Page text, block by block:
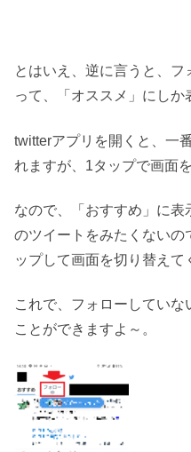
とはいえ、逆に言うと、フ
って、「オススメ」にしか
twitterアプリを開くと、一
れますが、1タップで画面
なので、「おすすめ」に表
のツイートをみたくないの
ップして画面を切り替えて
これで、フォローしてい
ことができますよ～。